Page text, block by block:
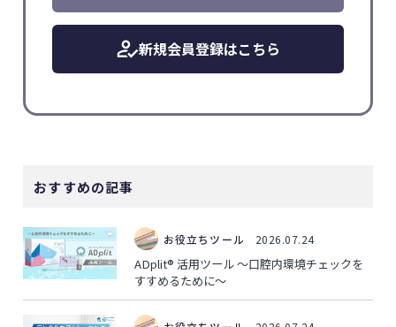
新規会員登録はこちら
おすすめの記事
お役立ちツール 2026.07.24
ADplit® 活用ツール ～口腔内環境チェックを
すすめるために～